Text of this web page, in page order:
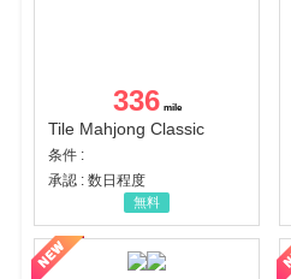
336
Tile Mahjong Classic
条件 :
承認 : 数日程度
無料